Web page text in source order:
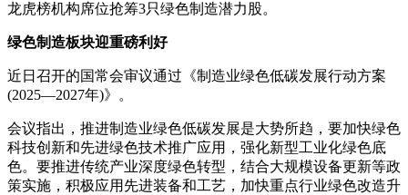
龙虎榜机构席位抢筹3只绿色制造潜力股。
绿色制造板块迎重磅利好
近日召开的国常会审议通过《制造业绿色低碳发展行动方案
(2025—2027年)》。
会议指出，推进制造业绿色低碳发展是大势所趋，要加快绿色
科技创新和先进绿色技术推广应用，强化新型工业化绿色底
色。要推进传统产业深度绿色转型，结合大规模设备更新等政
策实施，积极应用先进装备和工艺，加快重点行业绿色改造升